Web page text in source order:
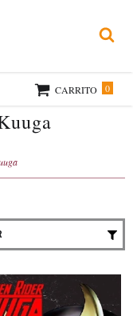
CARRITO 0